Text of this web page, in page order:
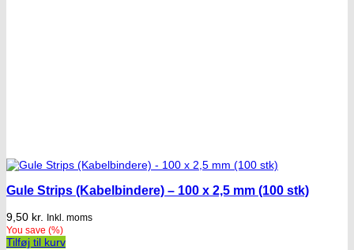
Gule Strips (Kabelbindere) – 100 x 2,5 mm (100 stk)
9,50 kr. Inkl. moms
You save (%)
Tilføj til kurv